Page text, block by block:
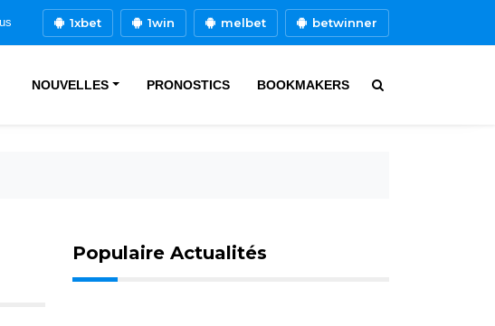
1xbet 1win melbet betwinner
NOUVELLES PRONOSTICS BOOKMAKERS
Populaire Actualités